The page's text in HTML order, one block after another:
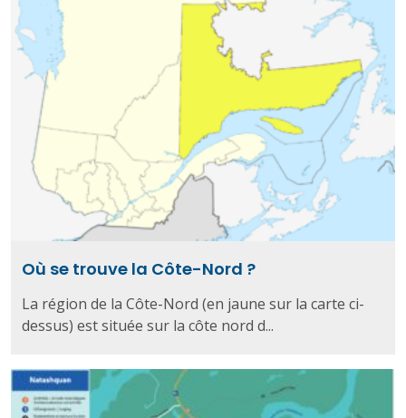
Où se trouve la Côte-Nord ?
La région de la Côte-Nord (en jaune sur la carte ci-
dessus) est située sur la côte nord d...